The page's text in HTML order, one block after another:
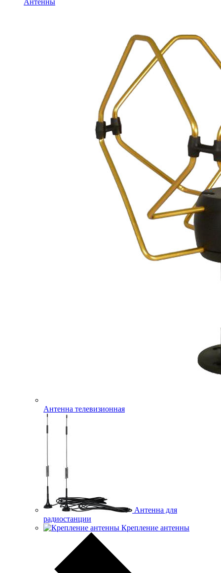
Антенна телевизионная
Антенна для
радиостанции
Крепление антенны